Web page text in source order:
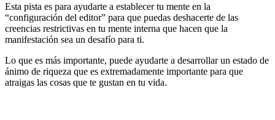
Esta pista es para ayudarte a establecer tu mente en la
“configuración del editor” para que puedas deshacerte de las
creencias restrictivas en tu mente interna que hacen que la
manifestación sea un desafío para ti.
Lo que es más importante, puede ayudarte a desarrollar un estado de
ánimo de riqueza que es extremadamente importante para que
atraigas las cosas que te gustan en tu vida.